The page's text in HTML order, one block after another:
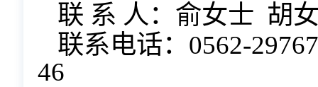
联 系 人：俞女士 胡
联系电话： 0562-
46